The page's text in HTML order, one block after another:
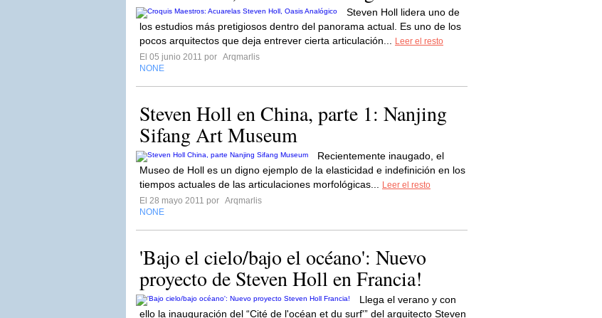
Steven Holl lidera uno de
los estudios más pretigiosos dentro del panorama actual. Es uno de los
pocos arquitectos que deja entrever cierta articulación...
Leer el resto
El 05 junio 2011 por Arqmarlis
NONE
Steven Holl en China, parte 1: Nanjing
Sifang Art Museum
Recientemente inaugado, el
Museo de Holl es un digno ejemplo de la elasticidad e indefinición en los
tiempos actuales de las articulaciones morfológicas...
Leer el resto
El 28 mayo 2011 por Arqmarlis
NONE
'Bajo el cielo/bajo el océano': Nuevo
proyecto de Steven Holl en Francia!
Llega el verano y con
ello la inauguración del “Cité de l'océan et du surf'” del arquitecto Steven